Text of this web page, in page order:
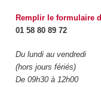
Remplir le formulaire
01 58 80 89 72
Du lundi au vendredi
(hors jours fériés)
De 09h30 à 12h00